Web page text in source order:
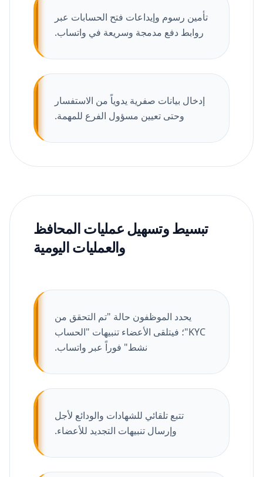
تأمين رسوم وإيداعات فتح الحسابات عبر
روابط دفع مدمجة وسريعة في واتساب.
إدخال بيانات صفرية يدوياً من الاستفسار
وحتى تعيين مسؤول الفرع للمهمة.
تبسيط وتسهيل عمليات المحافظ
والعمليات اليومية
يحدد الموظفون حالة "تم التحقق من
KYC"؛ فيتلقى الأعضاء تنبيهات "الحساب
نشط" فوراً عبر واتساب.
تتبع تلقائي للشهادات والودائع لأجل
وإرسال تنبيهات التجديد للأعضاء.